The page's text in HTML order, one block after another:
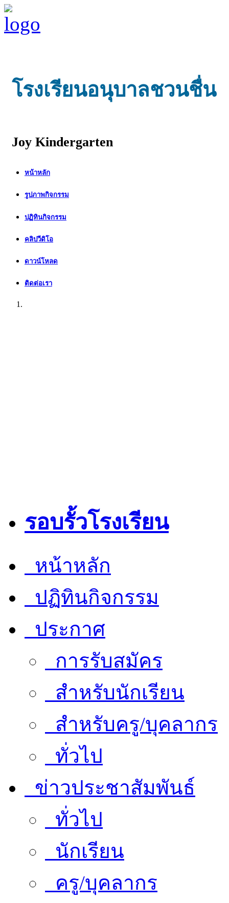
โรงเรียนอนุบาลชวนชื่น
Joy Kindergarten
หน้าหลัก
รูปภาพกิจกรรม
ปฏิทินกิจกรรม
คลิปวีดิโอ
ดาวน์โหลด
ติดต่อเรา
รอบรั้วโรงเรียน
หน้าหลัก
ปฏิทินกิจกรรม
ประกาศ
การรับสมัคร
สำหรับนักเรียน
สำหรับครู/บุคลากร
ทั่วไป
ข่าวประชาสัมพันธ์
ทั่วไป
นักเรียน
ครู/บุคลากร